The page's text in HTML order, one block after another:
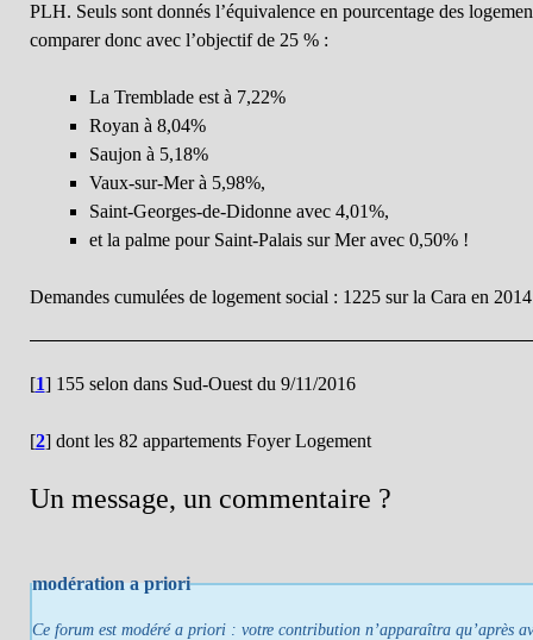
PLH. Seuls sont donnés l’équivalence en pourcentage des
comparer donc avec l’objectif de 25 % :
La Tremblade est à 7,22%
Royan à 8,04%
Saujon à 5,18%
Vaux-sur-Mer à 5,98%,
Saint-Georges-de-Didonne avec 4,01%,
et la palme pour Saint-Palais sur Mer avec 0,50% !
Demandes cumulées de logement social : 1225 sur la Cara en
[1] 155 selon dans Sud-Ouest du 9/11/2016
[2] dont les 82 appartements Foyer Logement
Un message, un commentaire ?
modération a priori
Ce forum est modéré a priori : votre contribution n’apparaîtra qu’après